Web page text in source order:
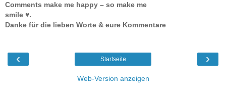
Comments make me happy – so make me
smile ♥.
Danke für die lieben Worte & eure Kommentare
‹ ›
Startseite
Web-Version anzeigen